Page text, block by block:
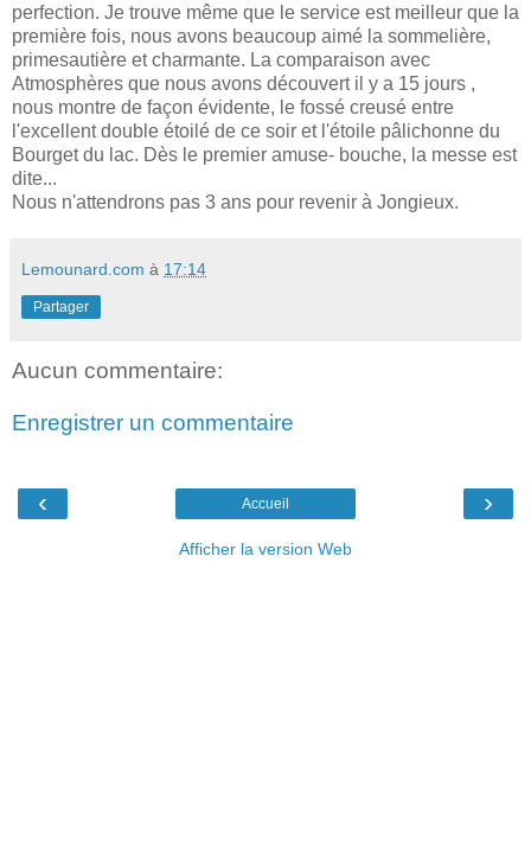
perfection. Je trouve même que le service est meilleur que la
première fois, nous avons beaucoup aimé la sommelière,
primesautière et charmante. La comparaison avec
Atmosphères que nous avons découvert il y a 15 jours ,
nous montre de façon évidente, le fossé creusé entre
l'excellent double étoilé de ce soir et l'étoile pâlichonne du
Bourget du lac. Dès le premier amuse- bouche, la messe est
dite...
Nous n'attendrons pas 3 ans pour revenir à Jongieux.
Lemounard.com à 17:14
Partager
Aucun commentaire:
Enregistrer un commentaire
‹ ›
Accueil
Afficher la version Web